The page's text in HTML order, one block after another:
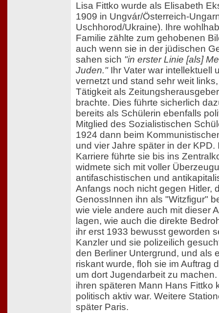
Lisa Fittko wurde als Elisabeth
1909 in Ungvár/Österreich-
Uschhorod/Ukraine). Ihre
Familie zählte zum gehobenen
auch wenn sie in der jüdischen
sahen sich "in erster Linie [als]
Juden."Ihr Vater war intellektuell
vernetzt und stand sehr weit
Tätigkeit als
brachte. Dies führte sicherlich
bereits als Schülerin ebenfalls
Mitglied des Sozialistischen
1924 dann beim
und vier Jahre später in der KPD.
Karriere führte sie bis ins
widmete sich mit voller
antifaschistischen und
Anfangs noch nicht gegen Hitler,
GenossInnen ihn als "Witzfigur"
wie viele andere auch mit dieser
lagen, wie auch die direkte
ihr erst 1933 bewusst geworden
Kanzler und sie polizeilich
den Berliner Untergrund, und als
riskant wurde, floh sie im Auftrag
um dort Jugendarbeit zu
ihren späteren Mann Hans Fittko
politisch aktiv war. Weitere
später Paris.